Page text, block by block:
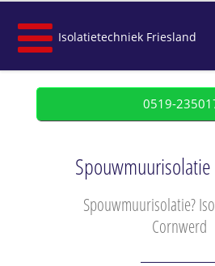
Isolatietechniek Friesland
0519-
Spouwmuurisolatie?
Cornwerd